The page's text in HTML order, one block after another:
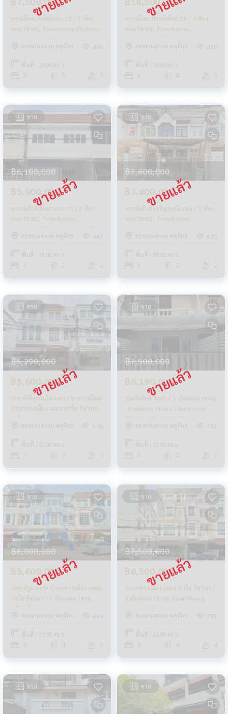
ทาวน์โฮม พหลโยธิน 18 / 3 ห้อง
นอน (ขาย), Townhome Phahon
Yothin 18 / 3 Bedrooms (SALE)
NUB717สะพานควาย จตุจักร 489
พื้นที่ : 29.00 ตร.ว.
ทาวน์โฮม ประดิพัทธ์ 19 / 4 ห้อง
นอน (ขาย), Townhome
Pradiphat 19 / 4 Bedrooms
(SALE) NUB718
สะพานควาย จตุจักร 498
พื้นที่ : 30.00 ตร.ว.
4 4
ขาย
฿6,100,000
฿5,900,000
ทาวน์เฮ้าส์ อินทามระ 55 / 3 ห้อง
นอน (ขาย), Townhouse
Intamara 55 / 3 Bedrooms (FOR
SALE) MEAW614
สะพานควาย จตุจักร 467
พื้นที่ : 28.00 ตร.ว.
2 2
ขาย
฿3,600,000
฿3,400,000
ทาวน์เฮ้าส์ เจริญสุขนิเวศน์ / 2 ห้อง
นอน (ขาย), Townhouse
Charoensukniwet / 2 Bedrooms
(SALE) MEAW383
สะพานควาย จตุจักร 625
พื้นที่ : 19.00 ตร.ว.
2 2 2
ขาย
฿6,290,000
฿5,600,000
ราคาดีที่สุดในโครงการ ✨ ทาวน์โฮม
บ้านกลางเมือง เดอะ ปารีส รัชวิภา /
3 ห้องนอน (ขาย), Baan Klang
Muang The Paris Ratchavipha /
Townhome 3 Bedrooms (FOR
SALE) GAMET621
สะพานควาย จตุจักร 1.2k
พื้นที่ : 22.00 ตร.ว.
4
ขาย
฿7,500,000
฿6,190,000
ประดิพัทธ์ วิลล่า / 2 ห้องนอน (ขาย)
, Pradipat Villa / 2 Bedroom
(FOR SALE) PLOYW253
สะพานควาย จตุจักร
707
พื้นที่ : 23.00 ตร.ว.
2 2 2
ขาย
฿6,000,000
฿5,600,000
วัสดุ อิฐแดง ✨ บ้านกลางเมือง เดอะ
ปารีส รัชวิภา / 3 ห้องนอน (ขาย
พร้อมผู้เช่า), Baan Klang Mueang
The Paris Ratchavipha / 3
Bedrooms (SALE WITH TENANT)
FAH038
สะพานควาย จตุจักร 694
พื้นที่ : 21.30 ตร.ว.
4
ขาย
฿7,500,000
฿6,500,000
บ้านกลางเมือง เดอะ ปารีส รัชวิภา /
3 ห้องนอน (ขาย), Baan Klang
Mueang The Paris Ratchavipha
/ 3 Bedrooms (SALE) FAH039
สะพานควาย จตุจักร 787
พื้นที่ : 24.00 ตร.ว.
4 4
ขาย ขาย